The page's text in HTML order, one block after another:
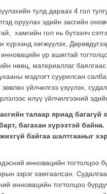
тулд дараах 4 гол
оруулах эдийн засгийн
хамгийн гол нь бүтээлч
хөгжүүлэх,
үр ашигтай
нөөц, материаллаг
мэдлэгт суурилсан
үйлчилгээ үзүүлэх,
илүү үйлчилгээний
талаар яриад багагүй
багахан хүрээтэй
байгаа шалтгааныг
инновацийн тогтолцоо
зэрэг хамгаалсан.
инновацийн тогтолцоо